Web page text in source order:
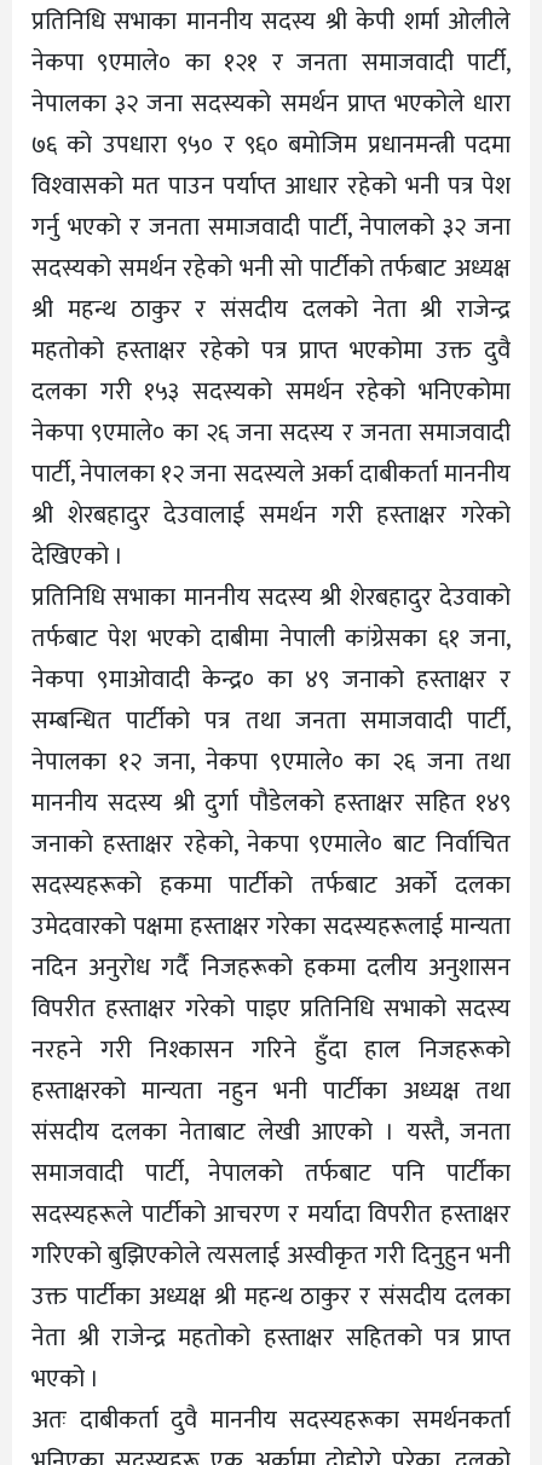
प्रतिनिधि सभाका माननीय सदस्य श्री केपी शर्मा ओलीले
नेकपा ९एमाले० का १२१ र जनता समाजवादी पार्टी,
नेपालका ३२ जना सदस्यको समर्थन प्राप्त भएकोले धारा
७६ को उपधारा ९५० र ९६० बमोजिम प्रधानमन्त्री पदमा
विश्‍वासको मत पाउन पर्याप्त आधार रहेको भनी पत्र पेश
गर्नु भएको र जनता समाजवादी पार्टी, नेपालको ३२ जना
सदस्यको समर्थन रहेको भनी सो पार्टीको तर्फबाट अध्यक्ष
श्री महन्थ ठाकुर र संसदीय दलको नेता श्री राजेन्द्र
महतोको हस्ताक्षर रहेको पत्र प्राप्त भएकोमा उक्त दुवै
दलका गरी १५३ सदस्यको समर्थन रहेको भनिएकोमा
नेकपा ९एमाले० का २६ जना सदस्य र जनता समाजवादी
पार्टी, नेपालका १२ जना सदस्यले अर्का दाबीकर्ता माननीय
श्री शेरबहादुर देउवालाई समर्थन गरी हस्ताक्षर गरेको
देखिएको ।
प्रतिनिधि सभाका माननीय सदस्य श्री शेरबहादुर देउवाको
तर्फबाट पेश भएको दाबीमा नेपाली कांग्रेसका ६१ जना,
नेकपा ९माओवादी केन्द्र० का ४९ जनाको हस्ताक्षर र
सम्बन्धित पार्टीको पत्र तथा जनता समाजवादी पार्टी,
नेपालका १२ जना, नेकपा ९एमाले० का २६ जना तथा
माननीय सदस्य श्री दुर्गा पौडेलको हस्ताक्षर सहित १४९
जनाको हस्ताक्षर रहेको, नेकपा ९एमाले० बाट निर्वाचित
सदस्यहरूको हकमा पार्टीको तर्फबाट अर्को दलका
उमेदवारको पक्षमा हस्ताक्षर गरेका सदस्यहरूलाई मान्यता
नदिन अनुरोध गर्दै निजहरूको हकमा दलीय अनुशासन
विपरीत हस्ताक्षर गरेको पाइए प्रतिनिधि सभाको सदस्य
नरहने गरी निश्कासन गरिने हुँदा हाल निजहरूको
हस्ताक्षरको मान्यता नहुन भनी पार्टीका अध्यक्ष तथा
संसदीय दलका नेताबाट लेखी आएको । यस्तै, जनता
समाजवादी पार्टी, नेपालको तर्फबाट पनि पार्टीका
सदस्यहरूले पार्टीको आचरण र मर्यादा विपरीत हस्ताक्षर
गरिएको बुझिएकोले त्यसलाई अस्वीकृत गरी दिनुहुन भनी
उक्त पार्टीका अध्यक्ष श्री महन्थ ठाकुर र संसदीय दलका
नेता श्री राजेन्द्र महतोको हस्ताक्षर सहितको पत्र प्राप्त
भएको ।
अतः दाबीकर्ता दुवै माननीय सदस्यहरूका समर्थनकर्ता